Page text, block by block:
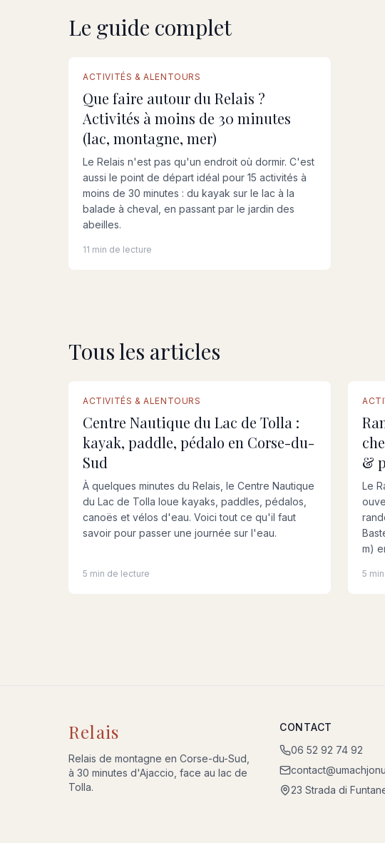
Le guide complet
GUIDE COMPLET
ACTIVITÉS & ALENTOURS
Que faire autour du Relais ?
Activités à moins de 30 minutes
(lac, montagne, mer)
Le Relais n'est pas qu'un endroit où dormir. C'est
aussi le point de départ idéal pour 15 activités à
moins de 30 minutes : du kayak sur le lac à la
balade à cheval, en passant par le jardin des
abeilles.
11 min de lecture
Tous les articles
ACTIVITÉS & ALENTOURS
Centre Nautique du Lac de Tolla :
kayak, paddle, pédalo en Corse-du-
Sud
À quelques minutes du Relais, le Centre Nautique
du Lac de Tolla loue kayaks, paddles, pédalos,
canoës et vélos d'eau. Voici tout ce qu'il faut
savoir pour passer une journée sur l'eau.
5 min de lecture
&
Le
m)
5
Relais
Relais de montagne en Corse-du-Sud,
à 30 minutes d'Ajaccio, face au lac de
Tolla.
CONTACT
06 52 92 74 92
23 Strada di